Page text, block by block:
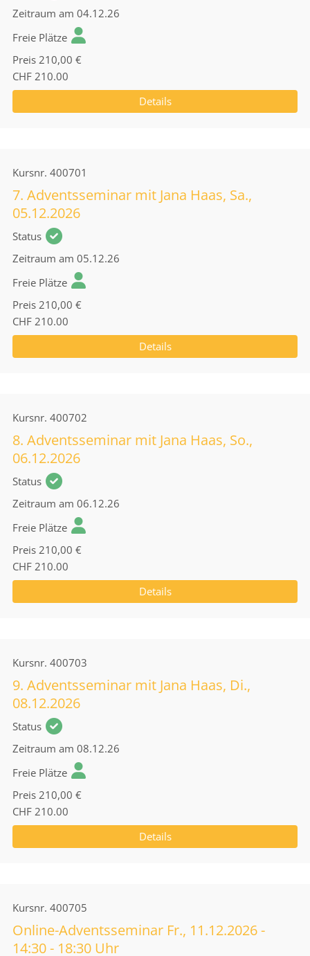
Zeitraum am 04.12.26
Freie Plätze
Preis 210,00 €
CHF 210.00
Details
Kursnr. 400701
7. Adventsseminar mit Jana Haas, Sa.,
05.12.2026
Status
Zeitraum am 05.12.26
Freie Plätze
Preis 210,00 €
CHF 210.00
Details
Kursnr. 400702
8. Adventsseminar mit Jana Haas, So.,
06.12.2026
Status
Zeitraum am 06.12.26
Freie Plätze
Preis 210,00 €
CHF 210.00
Details
Kursnr. 400703
9. Adventsseminar mit Jana Haas, Di.,
08.12.2026
Status
Zeitraum am 08.12.26
Freie Plätze
Preis 210,00 €
CHF 210.00
Details
Kursnr. 400705
Online-Adventsseminar Fr., 11.12.2026 -
14:30 - 18:30 Uhr